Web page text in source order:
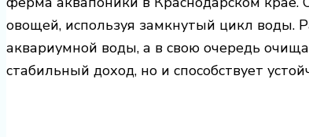
овощей, используя замкнутый цикл воды.
аквариумной воды, а в свою очередь
стабильный доход, но и способствует